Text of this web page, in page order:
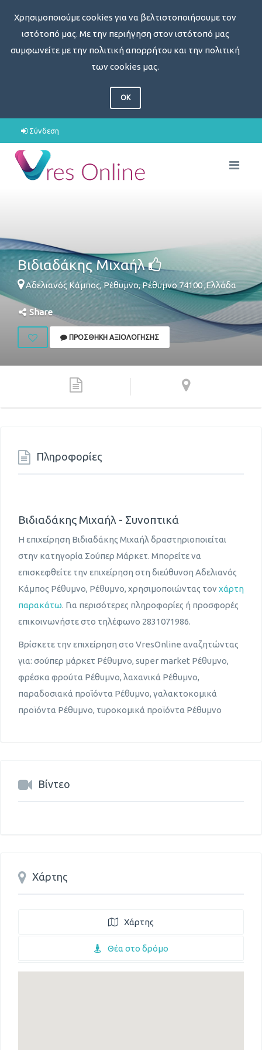
Χρησιμοποιούμε cookies για να βελτιστοποιήσουμε τον
ιστότοπό μας. Με την περιήγηση στον ιστότοπό μας
συμφωνείτε με την πολιτική απορρήτου και την πολιτική
των cookies μας.
OK
Σύνδεση
Βιδιαδάκης Μιχαήλ
Αδελιανός Κάμπος,Ρέθυμνο,Ρέθυμνο74100,Ελλάδα
Share
ΠΡΟΣΘΉΚΗ ΑΞΙΟΛΌΓΗΣΗΣ
Πληροφορίες
Βιδιαδάκης Μιχαήλ - Συνοπτικά
Η επιχείρηση Βιδιαδάκης Μιχαήλ δραστηριοποιείται
στην κατηγορία Σούπερ Μάρκετ. Μπορείτε να
επισκεφθείτε την επιχείρηση στη διεύθυνση Αδελιανός
Κάμπος Ρέθυμνο, Ρέθυμνο, χρησιμοποιώντας τον χάρτη
παρακάτω. Για περισότερες πληροφορίες ή προσφορές
επικοινωνήστε στο τηλέφωνο 2831071986.
Βρίσκετε την επιχείρηση στο VresOnline αναζητώντας
για: σούπερ μάρκετ Ρέθυμνο, super market Ρέθυμνο,
φρέσκα φρούτα Ρέθυμνο, λαχανικά Ρέθυμνο,
παραδοσιακά προϊόντα Ρέθυμνο, γαλακτοκομικά
προϊόντα Ρέθυμνο, τυροκομικά προϊόντα Ρέθυμνο
Βίντεο
Χάρτης
Χάρτης
Θέα στο δρόμο